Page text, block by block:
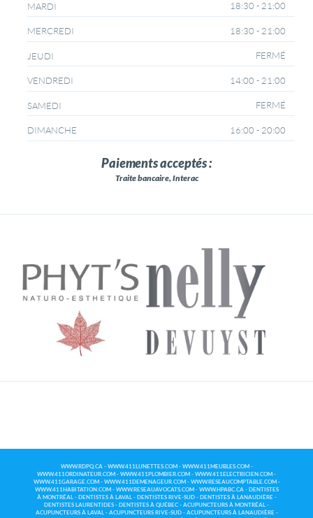
MARDI 18:30 - 21:00
MERCREDI 18:30 - 21:00
JEUDI FERMÉ
VENDREDI 14:00 - 21:00
SAMEDI FERMÉ
DIMANCHE 16:00 - 20:00
Paiements acceptés :
Traite bancaire, Interac
WWW.RDPQ.CA- WWW.411LUNETTES.COM - WWW.411MEUBLES.COM -
WWW.411ORDINATEUR.COM - WWW.411PLOMBIER.COM - WWW.411ELECTRICIEN.COM -
WWW.411GARAGE.COM - WWW.411DEMENAGEUR.COM - WWW.RESEAUCOMPTABLE.COM -
WWW.411HABITATION.COM - WWW.RESEAUAVOCATS.COM - WWW.HPABC.CA- DENTISTES
À MONTRÉAL- DENTISTES À LAVAL- DENTISTES RIVE-SUD- DENTISTES À LANAUDIÈRE-
DENTISTES LAURENTIDES - DENTISTES À QUÉBEC - ACUPUNCTEURS À MONTRÉAL -
ACUPUNCTEURS À LAVAL- ACUPUNCTEURS RIVE-SUD- ACUPUNCTEURS À LANAUDIÈRE-